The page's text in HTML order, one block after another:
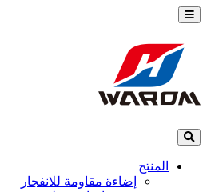
المنتج
إضاءة مقاومة للانفجار